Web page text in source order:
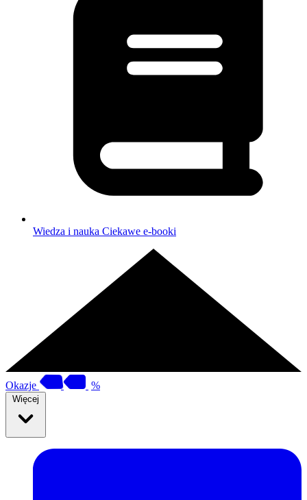
Wiedza i nauka Ciekawe e-booki
Okazje %
Więcej